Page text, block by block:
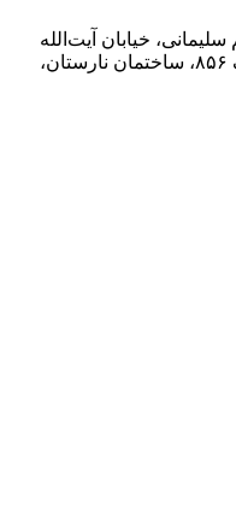
خیابان آیت‌الله
جلالی خمینی (آیت شمالی سابق)، پلاک ۸۵۶، ساختمان نارستان،